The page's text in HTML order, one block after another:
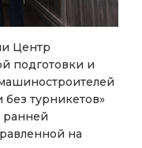
Центр
подготовки и
без турникетов»
ранней
на